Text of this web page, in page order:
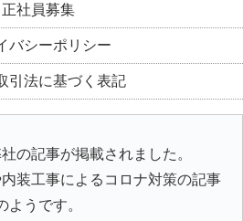
正社員募集
バシーポリシー
引法に基づく表記
の記事が掲載されました。
装工事によるコロナ対策の記事
ようです。